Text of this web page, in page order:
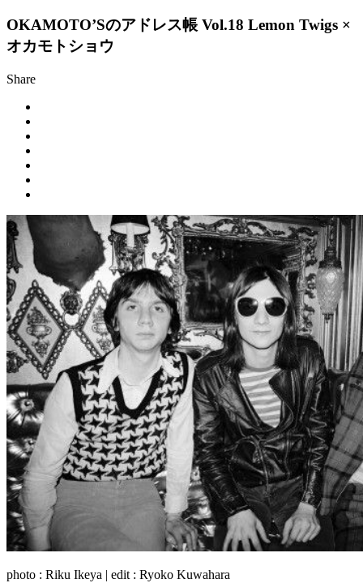
OKAMOTO’Sのアドレス帳 Vol.18 Lemon Twigs ×
オカモトショウ
Share
photo : Riku Ikeya | edit : Ryoko Kuwahara